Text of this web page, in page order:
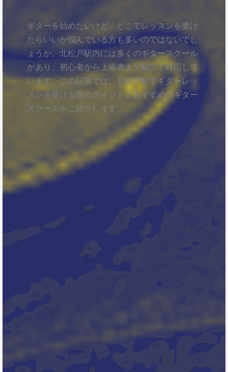
ギターを始めたいけど、どこでレッスンを受け
たらいいか悩んでいる方も多いのではないでし
ょうか。北松戸駅内には多くのギタースクール
があり、初心者から上級者まで幅広く対応して
います。この記事では、北松戸駅でギターレッ
スンを受ける際のポイントとおすすめのギター
スクールをご紹介します。